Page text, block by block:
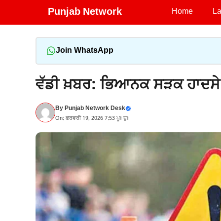
Punjab Network Home
Join WhatsApp
ਵੱਡੀ ਖ਼ਬਰ: ਭਿਆਨਕ ਸੜਕ ਹਾਦਸੇ
ByPunjab Network Desk
On: ਫਰਵਰੀ 19, 2026 7:53 ਪੂਃ ਦੁਃ